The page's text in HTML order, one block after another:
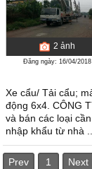
2 ảnh
Đăng ngày: 16/04/2018
Xe cẩu/ Tải cẩu;
động 6x4. CÔNG
và bán các loại
nhập khẩu từ nhà ...
Prev 1 Next